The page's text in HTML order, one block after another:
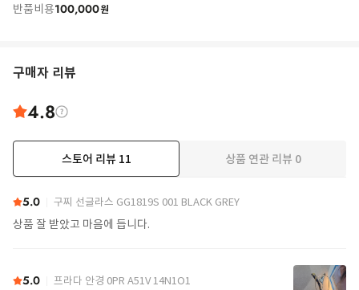
반품비용100,000원
구매자 리뷰
4.8
스토어 리뷰 11 상품 연관 리뷰 0
5.0 구찌 선글라스 GG1819S 001 BLACK GREY
상품 잘 받았고 마음에 듭니다.
5.0 프라다 안경 0PR A51V 14N1O1